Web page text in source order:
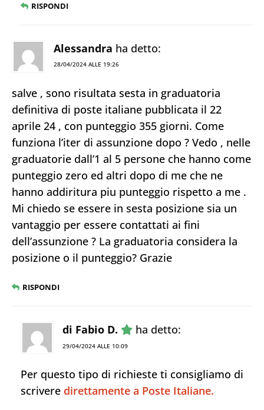
RISPONDI
Alessandra ha detto:
28/04/2024 ALLE 19:26
salve , sono risultata sesta in graduatoria
definitiva di poste italiane pubblicata il 22
aprile 24 , con punteggio 355 giorni. Come
funziona l’iter di assunzione dopo ? Vedo , nelle
graduatorie dall’1 al 5 persone che hanno come
punteggio zero ed altri dopo di me che ne
hanno addiritura piu punteggio rispetto a me .
Mi chiedo se essere in sesta posizione sia un
vantaggio per essere contattati ai fini
dell’assunzione ? La graduatoria considera la
posizione o il punteggio? Grazie
RISPONDI
di Fabio D. ha detto:
29/04/2024 ALLE 10:09
Per questo tipo di richieste ti consigliamo di
scrivere direttamente a Poste Italiane.